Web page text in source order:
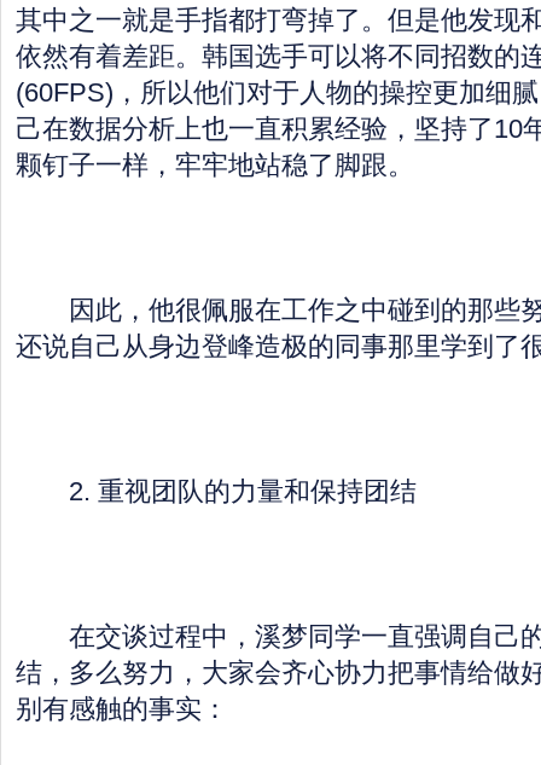
其中之一就是手指都打弯掉了。但是他发现
依然有着差距。韩国选手可以将不同招数的
(60FPS)，所以他们对于人物的操控更加细
己在数据分析上也一直积累经验，坚持了10
颗钉子一样，牢牢地站稳了脚跟。
因此，他很佩服在工作之中碰到的那些
还说自己从身边登峰造极的同事那里学到了
2. 重视团队的力量和保持团结
在交谈过程中，溪梦同学一直强调自己
结，多么努力，大家会齐心协力把事情给做
别有感触的事实：